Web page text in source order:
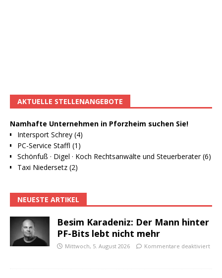
AKTUELLE STELLENANGEBOTE
Namhafte Unternehmen in Pforzheim suchen Sie!
Intersport Schrey (4)
PC-Service Staffl (1)
Schönfuß · Digel · Koch Rechtsanwälte und Steuerberater (6)
Taxi Niedersetz (2)
NEUESTE ARTIKEL
Besim Karadeniz: Der Mann hinter
PF-Bits lebt nicht mehr
Mittwoch, 5. August 2026 Kommentare deaktiviert